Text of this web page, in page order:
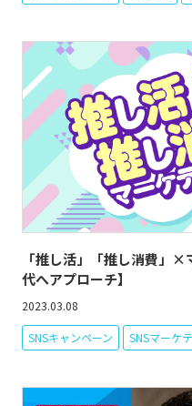
「推し活」「推し消費」
代へアプローチ】
2023.03.08
SNSキャンペーン SNSマーケ